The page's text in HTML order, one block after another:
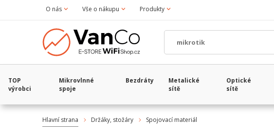
O nás Vše o nákupu Produkty
TOP
výrobci
Mikrovlnné
spoje
Bezdráty
Metalické
sítě
Optické
sítě
Hlavní strana Držáky, stožáry Spojovací materiál